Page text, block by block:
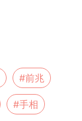
#前兆
#手相